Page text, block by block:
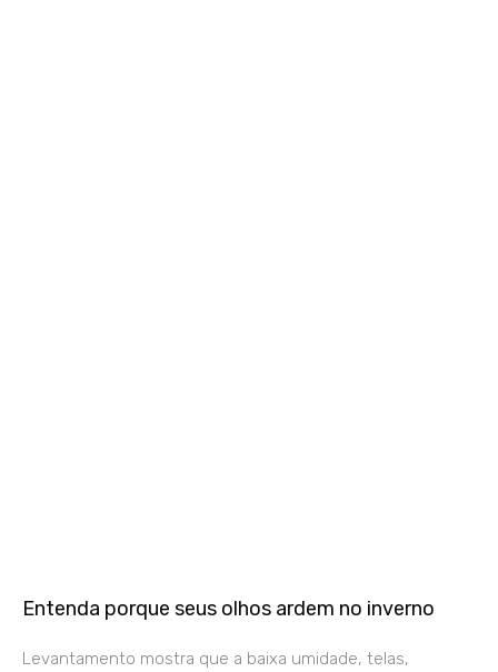
Entenda porque seus olhos ardem no inverno
Levantamento mostra que a baixa umidade, telas,